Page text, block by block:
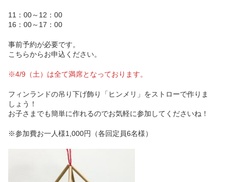
11：00～12：00
16：00～17：00
事前予約が必要です。
こちらからお申込ください。
※4/9（土）は全て満席となっております。
フィンランドの吊り下げ飾り「ヒンメリ」をストローで作りま
しょう！
お子さまでも簡単に作れるのでお気軽に参加してくださいね！
※参加費お一人様1,000円（各回定員6名様）